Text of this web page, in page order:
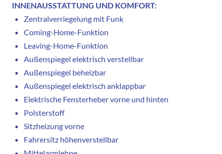
INNENAUSSTATTUNG UND KOMFORT:
Zentralverriegelung mit Funk
Coming-Home-Funktion
Leaving-Home-Funktion
Außenspiegel elektrisch verstellbar
Außenspiegel beheizbar
Außenspiegel elektrisch anklappbar
Elektrische Fensterheber vorne und hinten
Polsterstoff
Sitzheizung vorne
Fahrersitz höhenverstellbar